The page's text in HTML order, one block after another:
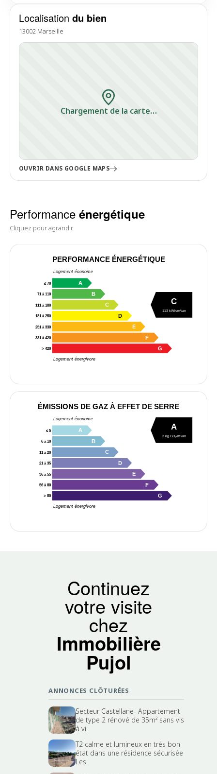
Localisation du bien
13002 Marseille
Chargement de la carte…
OUVRIR DANS GOOGLE MAPS
Performance énergétique
Cliquez pour agrandir.
PERFORMANCE ÉNERGÉTIQUE
Logement économe
Logement énergivore
≤ 70 A
71 à 110 B
111 à 180 C
181 à 250 D
251 à 330 E
331 à 420 F
> 420 G
C
113 kWh/m²/an
ÉMISSIONS DE GAZ À EFFET DE SERRE
Logement économe
Logement énergivore
≤ 5 A
6 à 10 B
11 à 20 C
21 à 35 D
36 à 55 E
56 à 80 F
> 80 G
A
3 kg CO₂/m²/an
Continuez
votre visite
chez
Immobilière
Pujol
ANNONCES CLÔTURÉES
Secteur Castellane- Appartement
de type 2 rénové de 35m² sans vis
à vi
T2 calme et lumineux en très bon
état dans une résidence sécurisée
Les